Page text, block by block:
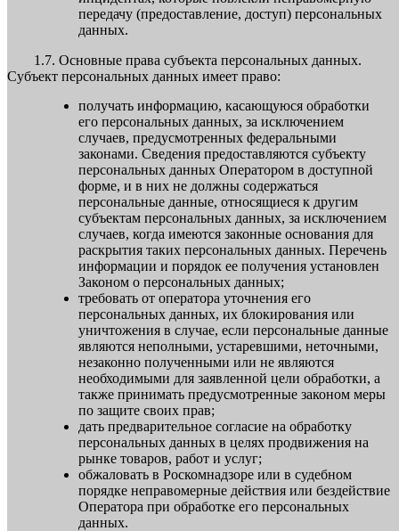
передачу (предоставление, доступ) персональных
данных.
1.7. Основные права субъекта персональных данных.
Субъект персональных данных имеет право:
получать информацию, касающуюся обработки
его персональных данных, за исключением
случаев, предусмотренных федеральными
законами. Сведения предоставляются субъекту
персональных данных Оператором в доступной
форме, и в них не должны содержаться
персональные данные, относящиеся к другим
субъектам персональных данных, за исключением
случаев, когда имеются законные основания для
раскрытия таких персональных данных. Перечень
информации и порядок ее получения установлен
Законом о персональных данных;
требовать от оператора уточнения его
персональных данных, их блокирования или
уничтожения в случае, если персональные данные
являются неполными, устаревшими, неточными,
незаконно полученными или не являются
необходимыми для заявленной цели обработки, а
также принимать предусмотренные законом меры
по защите своих прав;
дать предварительное согласие на обработку
персональных данных в целях продвижения на
рынке товаров, работ и услуг;
обжаловать в Роскомнадзоре или в судебном
порядке неправомерные действия или бездействие
Оператора при обработке его персональных
данных.